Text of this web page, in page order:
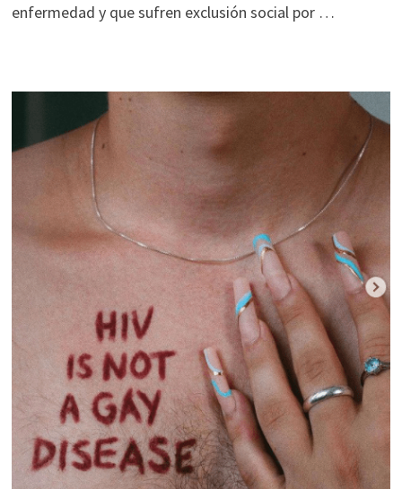
enfermedad y que sufren exclusión social por …